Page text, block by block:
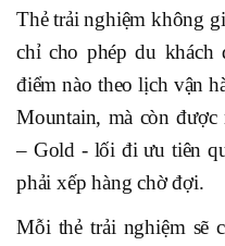
Thẻ trải nghiệm không
chỉ cho phép du
điểm nào theo lịch vận
Mountain, mà còn
– Gold - lối đi ưu tiên
phải xếp hàng chờ đợi.
Mỗi thẻ trải nghiệm sẽ